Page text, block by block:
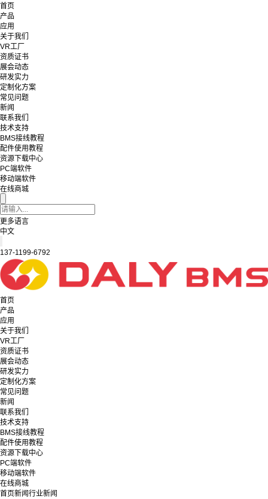
首页
产品
应用
关于我们
VR工厂
资质证书
展会动态
研发实力
定制化方案
常见问题
新闻
联系我们
技术支持
BMS接线教程
配件使用教程
资源下载中心
PC端软件
移动端软件
在线商城
更多语言
中文
137-1199-6792
首页
产品
应用
关于我们
VR工厂
资质证书
展会动态
研发实力
定制化方案
常见问题
新闻
联系我们
技术支持
BMS接线教程
配件使用教程
资源下载中心
PC端软件
移动端软件
在线商城
首页新闻行业新闻